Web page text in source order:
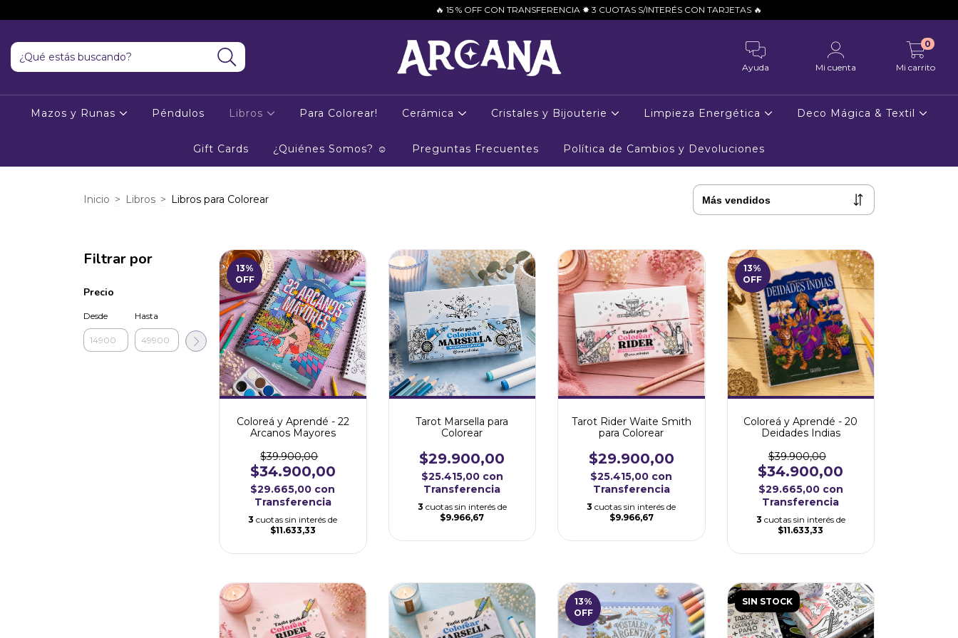
🔥 15 % OFF CON TRANSFERENCIA ✸ 3 CUOTAS S/INTERÉS CON TARJETAS 🔥
Ayuda Mi cuenta Mi carrito
0
Mazos y Runas Péndulos Libros Para Colorear! Cerámica Cristales y Bijouterie Limpieza Energética Deco Mágica & Textil
Gift Cards ¿Quiénes Somos? ☺ Preguntas Frecuentes Política de Cambios y Devoluciones
Inicio > Libros > Libros para Colorear
Filtrar por
Precio
Desde Hasta
13%
OFF
Coloreá y Aprendé - 22
Arcanos Mayores
$39.900,00
$34.900,00
$29.665,00 con
Transferencia
3 cuotas sin interés de
$11.633,33
Tarot Marsella para
Colorear
$29.900,00
$25.415,00 con
Transferencia
3 cuotas sin interés de
$9.966,67
Tarot Rider Waite Smith
para Colorear
$29.900,00
$25.415,00 con
Transferencia
3 cuotas sin interés de
$9.966,67
13%
OFF
Coloreá y Aprendé - 20
Deidades Indias
$39.900,00
$34.900,00
$29.665,00 con
Transferencia
3 cuotas sin interés de
$11.633,33
13%
OFF
SIN STOCK